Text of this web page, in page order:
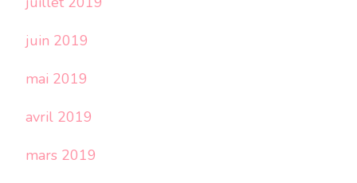
juin 2019
mai 2019
avril 2019
mars 2019